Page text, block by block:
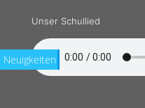
Unser Schullied
Neuigkeiten